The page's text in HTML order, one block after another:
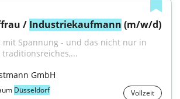
/ Industriekaufmann (m/w/d)
mit Spannung - und das nicht nur in
traditionsreiches,...
GmbH
Düsseldorf Vollzeit